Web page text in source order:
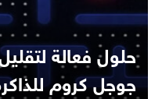
حلول فعالة
جوجل كروم